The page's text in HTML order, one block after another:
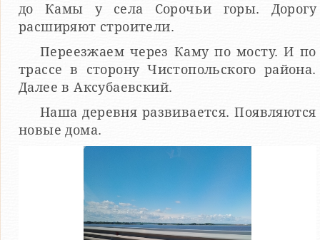
до Камы у села Сорочьи горы. Дорогу
расширяют строители.
Переезжаем через Каму по мосту. И по
трассе в сторону Чистопольского района.
Далее в Аксубаевский.
Наша деревня развивается. Появляются
новые дома.